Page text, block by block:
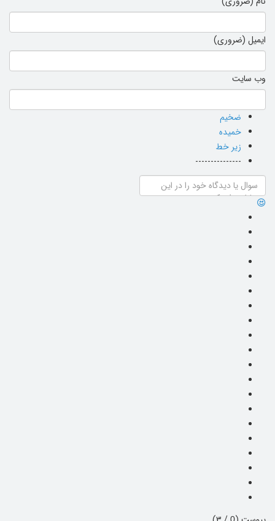
ایمیل (ضروری)
وب سایت
ضخیم
خمیده
زیر خط
---------------